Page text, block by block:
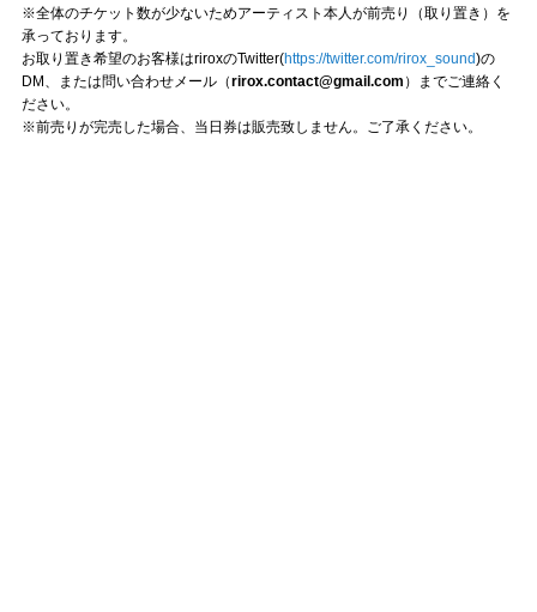
※全体のチケット数が少ないためアーティスト本人が前売り（取り置き）を
承っております。
お取り置き希望のお客様はriroxのTwitter(https://twitter.com/rirox_sound)の
DM、または問い合わせメール（rirox.contact@gmail.com ）までご連絡く
ださい。
※前売りが完売した場合、当日券は販売致しません。ご了承ください。